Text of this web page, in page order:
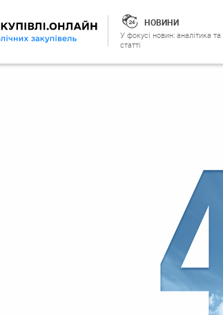
НОВИНИ
У фокусі новин: аналітика та
статті